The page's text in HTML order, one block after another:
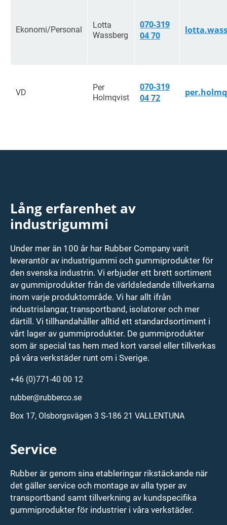
Ekonomi/Personal
Lotta
Wassberg
070-319
04 70
VD
Per
Holmqvist
070-319
04 72
Lång erfarenhet av
industrigummi
Under mer än 100 år har Rubber Company varit
leverantör av industrigummi och gummiprodukter för
den svenska industrin. Vi erbjuder ett brett sortiment
av gummiprodukter från de världsledande tillverkarna
inom varje produktområde. Vi har allt ifrån
industrislangar, transportband, isolatorer och mer
därtill. Vi tillhandahåller alltid ett standardsortiment i
vårt lager av gummiprodukter. De gummiprodukter
som är special tas hem med kort varsel eller tillverkas
på våra verkstäder runt om i Sverige.
+46 (0)771-40 00 12
rubber@rubberco.se
Box 17, Olsborgsvägen 3 S-186 21 VALLENTUNA
Service
Rubber är genom sina etableringar rikstäckande när
det gäller service och montage av alla typer av
transportband samt tillverkning av kundspecifika
gummiprodukter för industrier i våra verkstäder.